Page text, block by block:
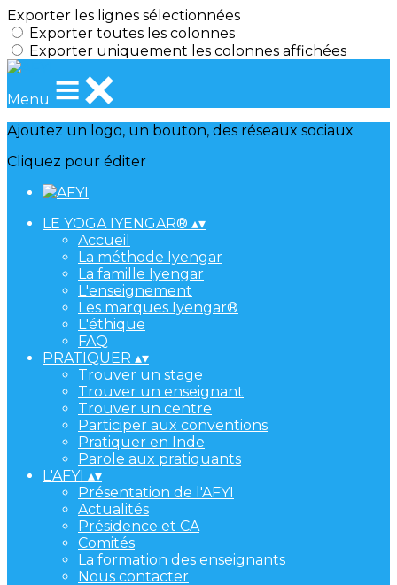
Exporter les lignes sélectionnées
Exporter toutes les colonnes
Exporter uniquement les colonnes affichées
Menu
Ajoutez un logo, un bouton, des réseaux sociaux
Cliquez pour éditer
LE YOGA IYENGAR® ▴▾
Accueil
La méthode Iyengar
La famille Iyengar
L'enseignement
Les marques Iyengar®
L'éthique
FAQ
PRATIQUER ▴▾
Trouver un stage
Trouver un enseignant
Trouver un centre
Participer aux conventions
Pratiquer en Inde
Parole aux pratiquants
L'AFYI ▴▾
Présentation de l'AFYI
Actualités
Présidence et CA
Comités
La formation des enseignants
Nous contacter